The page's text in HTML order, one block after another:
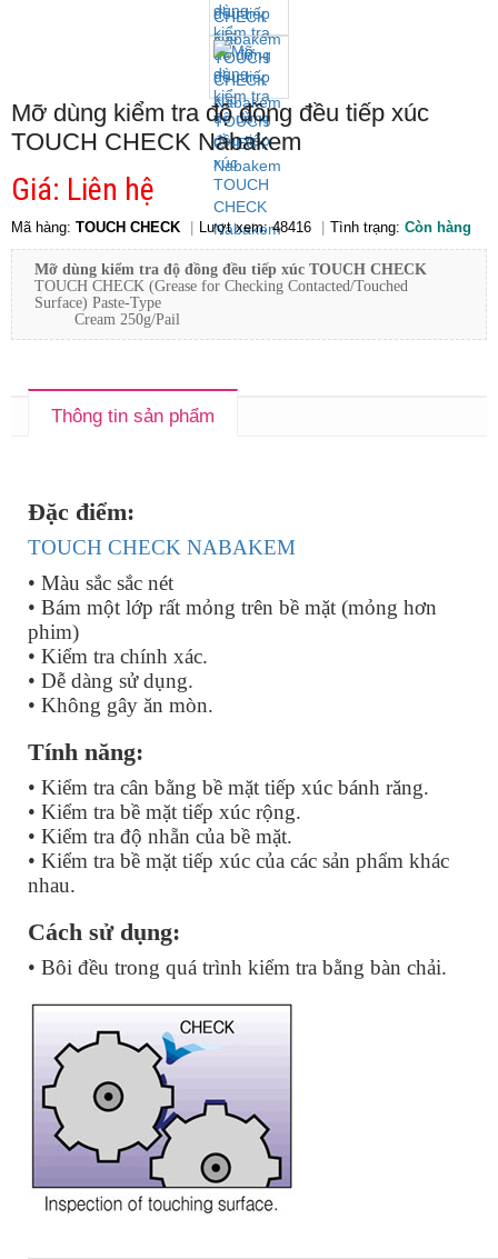
Mỡ dùng kiểm tra độ đồng đều tiếp xúc
TOUCH CHECK Nabakem
Giá: Liên hệ
Mã hàng: TOUCH CHECK Lượt xem: 48416 Tình trạng: Còn hàng
Mỡ dùng kiểm tra độ đồng đều tiếp xúc TOUCH CHECK
TOUCH CHECK (Grease for Checking Contacted/Touched
Surface) Paste-Type
Cream 250g/Pail
Thông tin sản phẩm
Đặc điểm:
TOUCH CHECK NABAKEM
• Màu sắc sắc nét
• Bám một lớp rất mỏng trên bề mặt (mỏng hơn
phim)
• Kiểm tra chính xác.
• Dễ dàng sử dụng.
• Không gây ăn mòn.
Tính năng:
• Kiểm tra cân bằng bề mặt tiếp xúc bánh răng.
• Kiểm tra bề mặt tiếp xúc rộng.
• Kiểm tra độ nhẵn của bề mặt.
• Kiểm tra bề mặt tiếp xúc của các sản phẩm khác
nhau.
Cách sử dụng:
• Bôi đều trong quá trình kiểm tra bằng bàn chải.